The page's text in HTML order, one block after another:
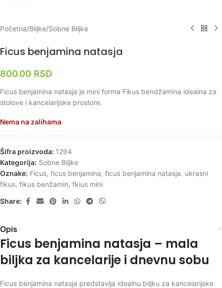
Početna/Biljke/Sobne Biljke
Ficus benjamina natasja
800.00 RSD
Ficus benjamina natasja je mini forma Fikus bendžamina idealna za
stolove i kancelarijske prostore.
Nema na zalihama
Šifra proizvoda: 1294
Kategorija: Sobne Biljke
Oznake: Ficus, ficus benjamina, ficus benjamina natasja. ukrasni
fikus, fikus benžamin, fkius mini
Share:
Opis
Ficus benjamina natasja – mala
biljka za kancelarije i dnevnu sobu
Ficus benjamina natasja predstavlja idealnu biljku za kancelarijske